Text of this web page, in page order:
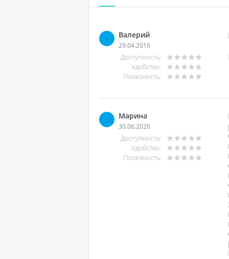
Валерий
29.04.2016
Доступность:
Удобство:
Полезность:
Марина
30.06.2020
Доступность:
Удобство:
Полезность: